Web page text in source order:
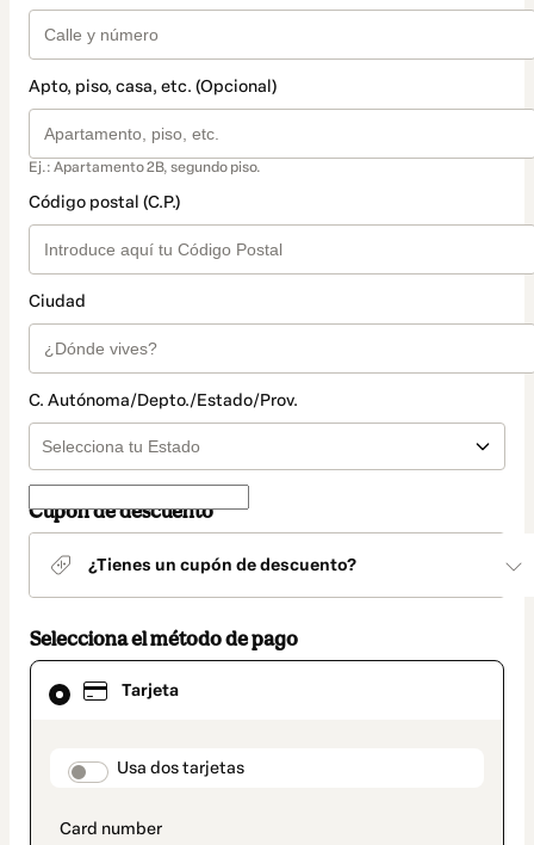
Apto, piso, casa, etc. (Opcional)
Ej.: Apartamento 2B, segundo piso.
Código postal (C.P.)
Ciudad
C. Autónoma/Depto./Estado/Prov.
Cupón de descuento
¿Tienes un cupón de descuento?
Selecciona el método de pago
Tarjeta
payment_data.section_title_v2
Usa dos tarjetas
El
método
seleccionado